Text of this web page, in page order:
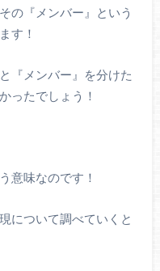
の『メンバー』という
す！
『メンバー』を分けた
ったでしょう！
意味なのです！
について調べていくと